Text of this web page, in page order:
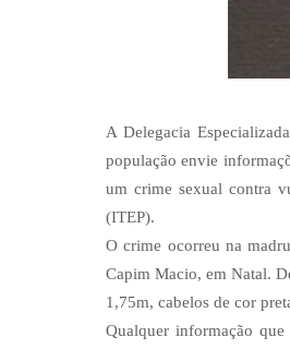
A Delegacia
população envie
um crime sexual contra
(ITEP).
O crime ocorreu na
Capim Macio, em Natal.
1,75m, cabelos de cor
Qualquer informação